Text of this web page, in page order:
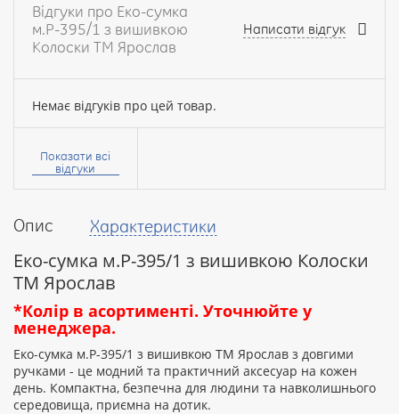
Опис Характеристики
Еко-сумка м.Р-395/1 з вишивкою Колоски
ТМ Ярослав
*Колір в асортименті. Уточнюйте у
менеджера.
Еко-сумка м.Р-395/1 з вишивкою ТМ Ярослав з довгими
ручками - це модний та практичний аксесуар на кожен
день. Компактна, безпечна для людини та навколишнього
середовища, приємна на дотик.
Відгуки про Еко-сумка
м.Р-395/1 з вишивкою
Колоски ТМ Ярослав
Написати відгук
Немає відгуків про цей товар.
Ваше
Ваш
Рейтинг:
Показати всі
відгуки